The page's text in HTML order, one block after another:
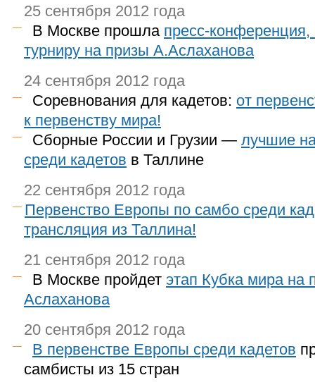
25 сентября 2012 года
В Москве прошла пресс-
турниру на призы А.Аслаханова
24 сентября 2012 года
Соревнования для кадетов: от
к первенству мира!
Сборные России и Грузии — лучшие
среди кадетов в Таллине
22 сентября 2012 года
Первенcтво Европы по самбо среди
трансляция из Таллина!
21 сентября 2012 года
В Москве пройдет этап Кубка мира на
Аслаханова
20 сентября 2012 года
В первенстве Европы среди кадетов
самбисты из 15 стран